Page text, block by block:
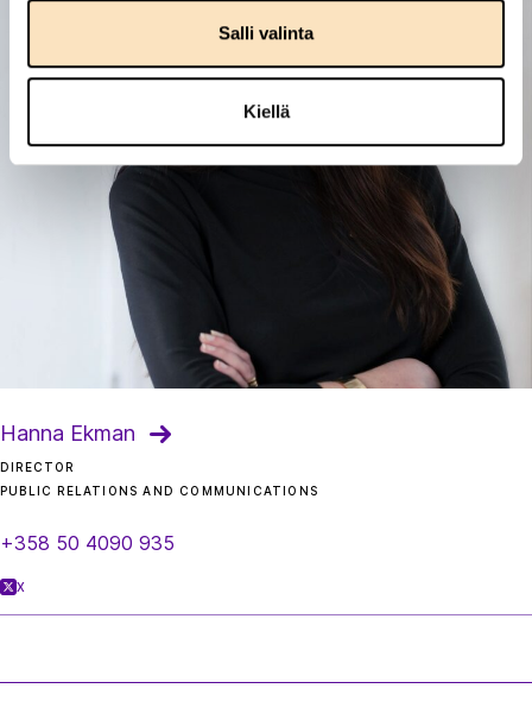
Salli valinta
Kiellä
Hanna Ekman
DIRECTOR
PUBLIC RELATIONS AND COMMUNICATIONS
+358 50 4090 935
X